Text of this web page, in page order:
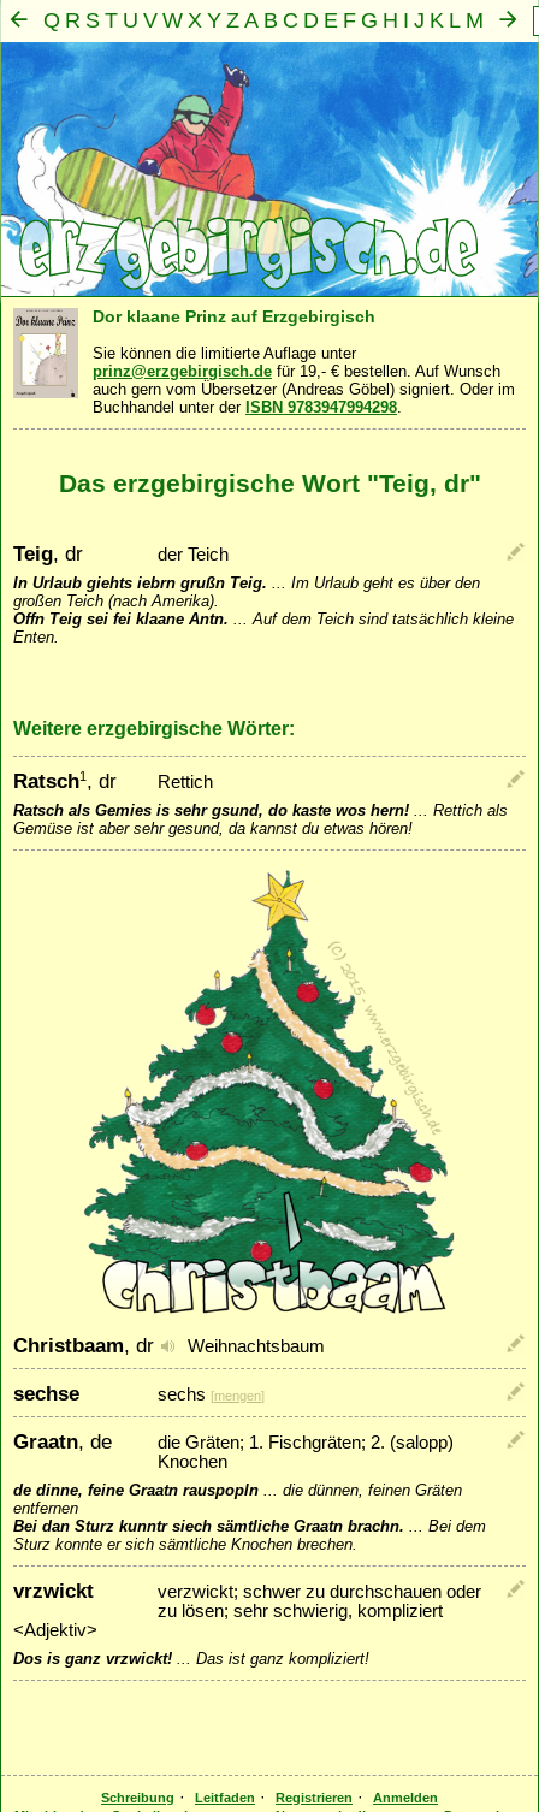
Q R S T U V W X Y Z A B C D E F G H I J K L M
N O P
Mensch ·Seele· Geist· Familie · Gemeinschaft ·
Dor klaane Prinz auf Erzgebirgisch
Sie können die limitierte Auflage unter
prinz@erzgebirgisch.de für 19,- € bestellen. Auf Wunsch
auch gern vom Übersetzer (Andreas Göbel) signiert. Oder im
Buchhandel unter der ISBN 9783947994298.
Das erzgebirgische Wort "Teig, dr"
Teig, dr der Teich
In Urlaub giehts iebrn grußn Teig. ... Im Urlaub geht es über den
großen Teich (nach Amerika).
Offn Teig sei fei klaane Antn. ...Auf dem Teich sind tatsächlich kleine
Enten.
Weitere erzgebirgische Wörter:
Ratsch1, dr Rettich
Ratsch als Gemies is sehr gsund, do kaste wos hern! ... Rettich als
Gemüse ist aber sehr gesund, da kannst du etwas hören!
Christbaam, dr Weihnachtsbaum
sechse sechs [mengen]
Graatn, de
die Gräten; 1. Fischgräten; 2. (salopp)
Knochen
de dinne, feine Graatn rauspopln
die dünnen, feinen Gräten
entfernen
Bei dan Sturz kunntr siech sämtliche Graatn brachn.
Bei dem
Sturz konnte er sich sämtliche Knochen brechen.
vrzwickt
verzwickt; schwer zu durchschauen oder
zu lösen; sehr schwierig, kompliziert
<Adjektiv>
Dos is ganz vrzwickt! Das ist ganz kompliziert!
Schreibung · Leitfaden · Registrieren ·
Anmelden